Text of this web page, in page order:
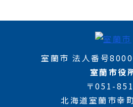
室蘭市 法人番号
室蘭市役
〒051-
北海道室蘭市幸